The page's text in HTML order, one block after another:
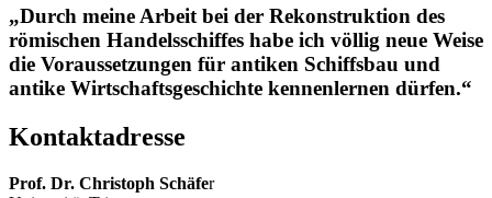
„Durch meine Arbeit bei der Rekonstruktion des
römischen Handelsschiffes habe ich völlig neue Weise
die Voraussetzungen für antiken Schiffsbau und
antike Wirtschaftsgeschichte kennenlernen dürfen.“
Kontaktadresse
Prof. Dr. Christoph Schäfer